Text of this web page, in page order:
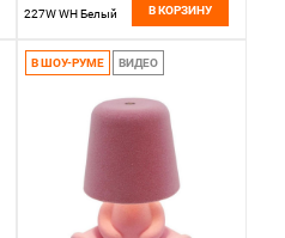
227W WH Белый
В КОРЗИНУ
В ШОУ-РУМЕ ВИДЕО